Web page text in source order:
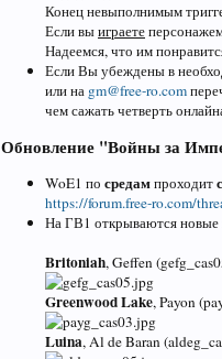
Конец невыполнимым
Если выиграете
Надеемся, что им
Если Вы убеждены в
или на gm@free-ro.com
чем сажать четверть
Обновление "Войны за
WoE1 по средампроходит
https://forum.free-ro.com/
На ГВ1 открываются новые
Britoniah, Geffen
Greenwood Lake, Payon
Luina, Al de Baran